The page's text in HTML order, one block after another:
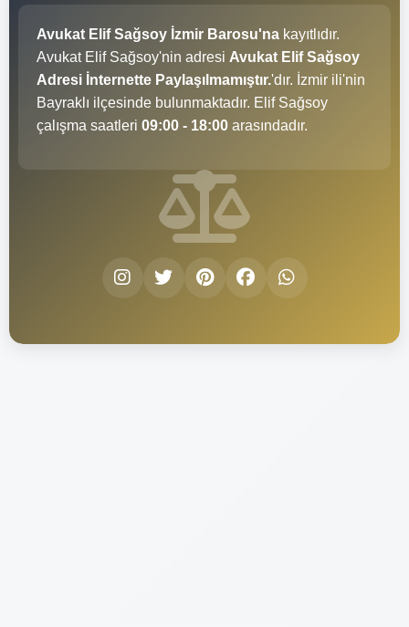
Avukat Elif Sağsoy İzmir Barosu'na kayıtlıdır.
Avukat Elif Sağsoy'nin adresi Avukat Elif Sağsoy
Adresi İnternette Paylaşılmamıştır.'dır. İzmir ili'nin
Bayraklı ilçesinde bulunmaktadır. Elif Sağsoy
çalışma saatleri 09:00 - 18:00 arasındadır.